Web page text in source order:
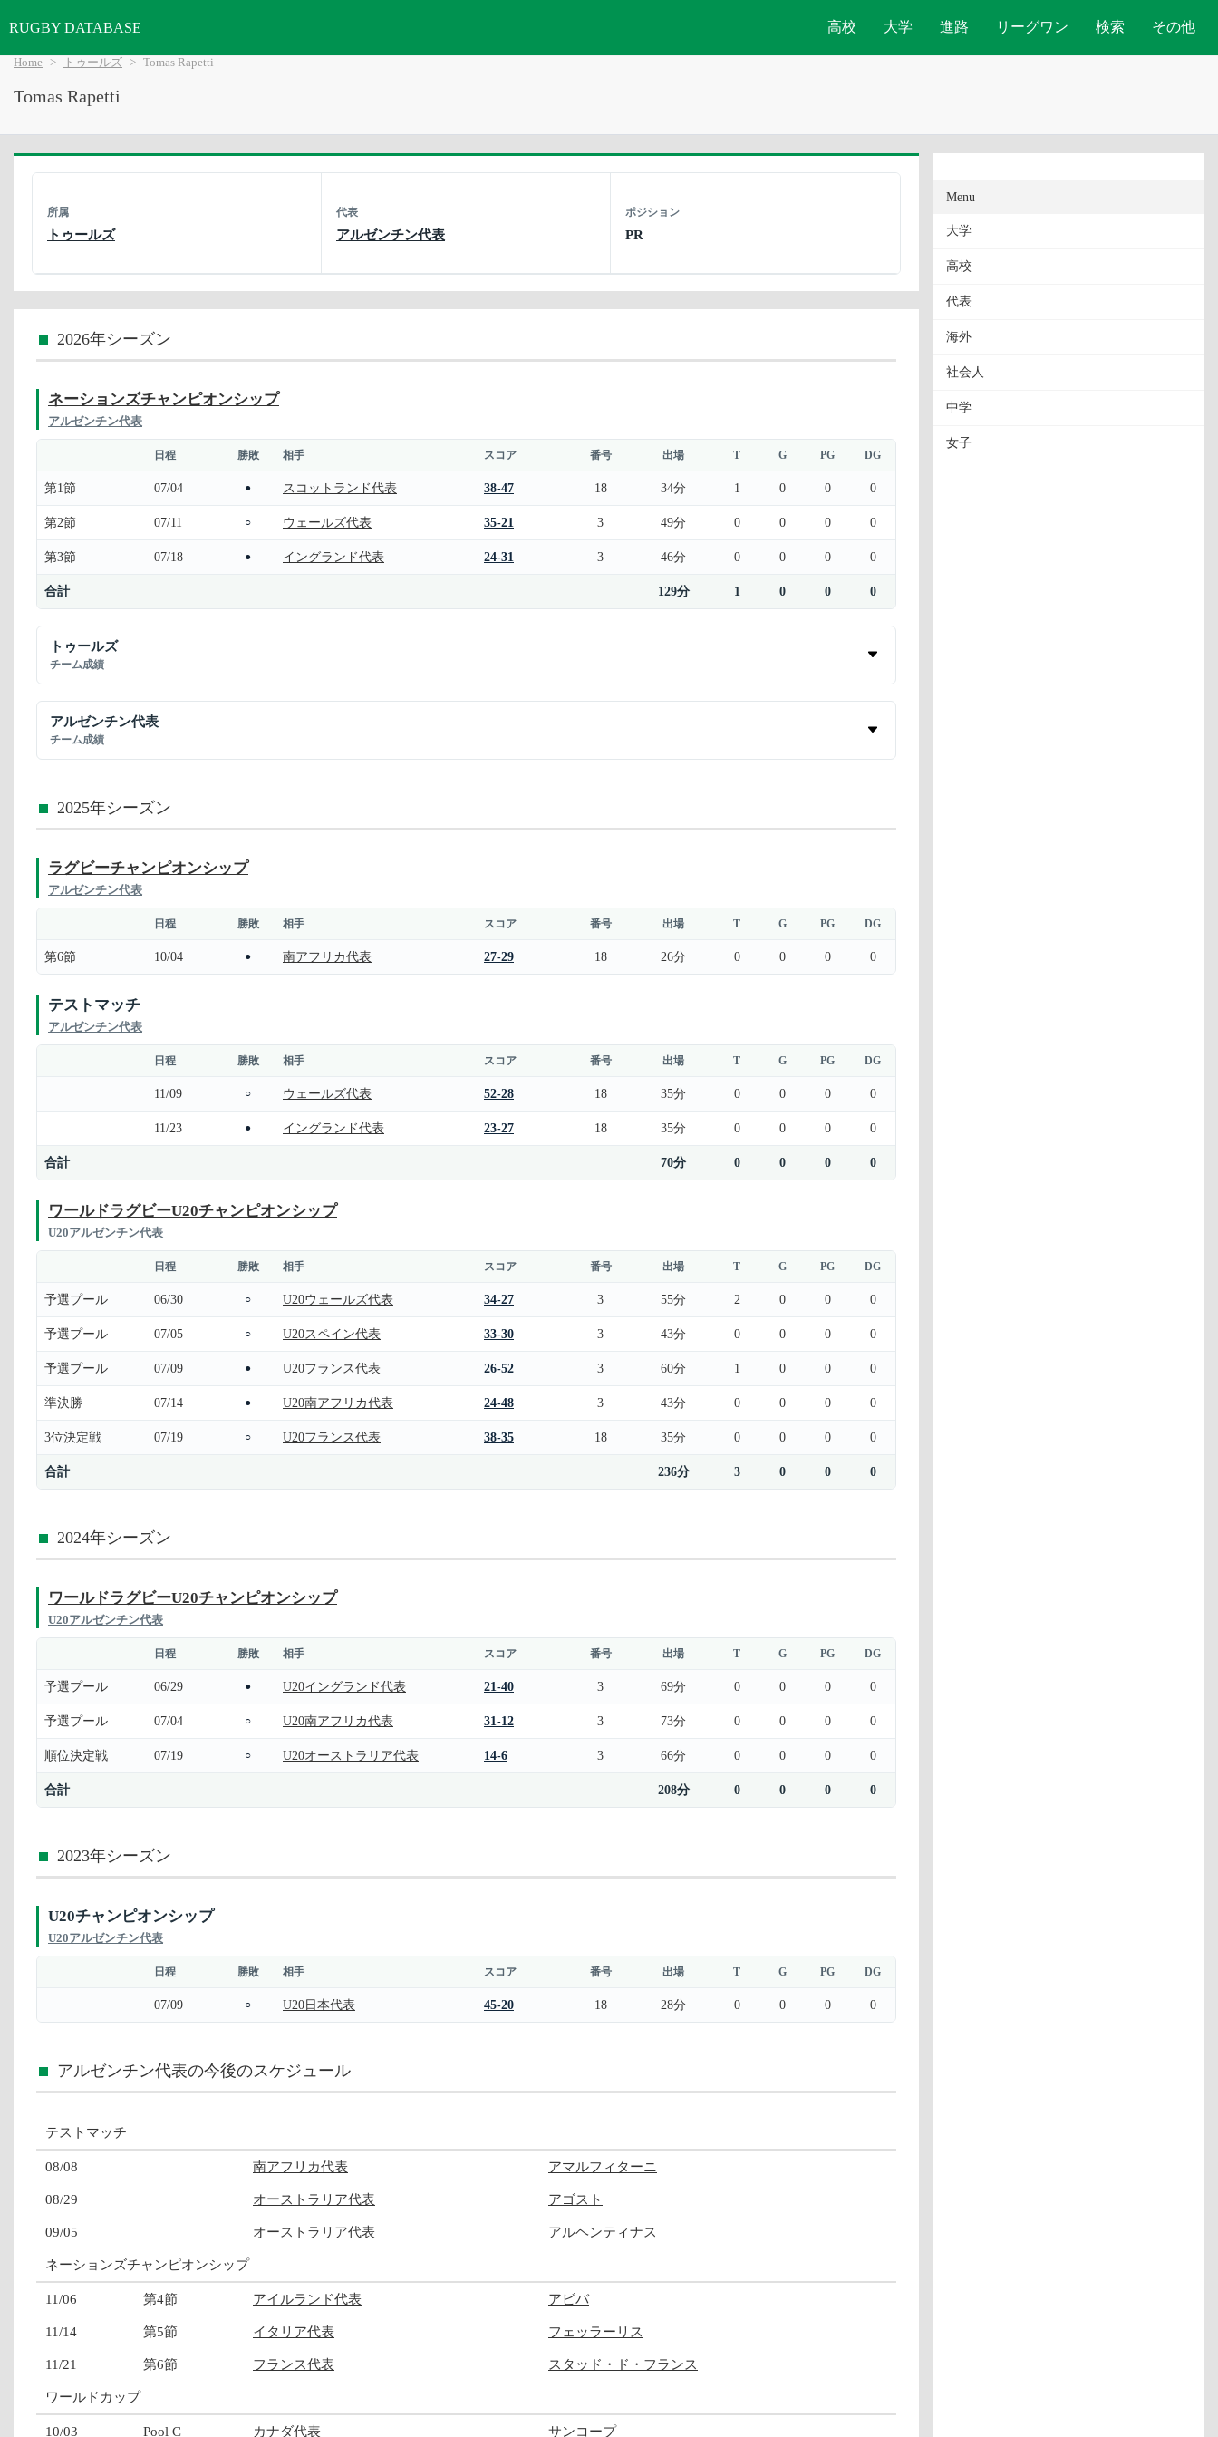
RUGBY DATABASE 高校 大学 進路 リーグワン 検索 その他
Home トゥールズ Tomas Rapetti
Tomas Rapetti
所属
トゥールズ
代表
アルゼンチン代表
ポジション
PR
2026年シーズン
ネーションズチャンピオンシップ
アルゼンチン代表
日程 勝敗 相手 スコア 番号 出場 T G PG DG
第1節 07/04 ● スコットランド代表 38-47 18 34分 1 0 0 0
第2節 07/11 ○ ウェールズ代表 35-21 3 49分 0 0 0 0
第3節 07/18 ● イングランド代表 24-31 3 46分 0 0 0 0
合計 129分 1 0 0 0
トゥールズ
チーム成績
アルゼンチン代表
チーム成績
2025年シーズン
ラグビーチャンピオンシップ
アルゼンチン代表
日程 勝敗 相手 スコア 番号 出場 T G PG DG
第6節 10/04 ● 南アフリカ代表 27-29 18 26分 0 0 0 0
テストマッチ
アルゼンチン代表
日程 勝敗 相手 スコア 番号 出場 T G PG DG
11/09 ○ ウェールズ代表 52-28 18 35分 0 0 0 0
11/23 ● イングランド代表 23-27 18 35分 0 0 0 0
合計 70分 0 0 0 0
ワールドラグビーU20チャンピオンシップ
U20アルゼンチン代表
日程 勝敗 相手 スコア 番号 出場 T G PG DG
予選プール 06/30 ○ U20ウェールズ代表 34-27 3 55分 2 0 0 0
予選プール 07/05 ○ U20スペイン代表 33-30 3 43分 0 0 0 0
予選プール 07/09 ● U20フランス代表 26-52 3 60分 1 0 0 0
準決勝 07/14 ● U20南アフリカ代表 24-48 3 43分 0 0 0 0
3位決定戦 07/19 ○ U20フランス代表 38-35 18 35分 0 0 0 0
合計 236分 3 0 0 0
2024年シーズン
ワールドラグビーU20チャンピオンシップ
U20アルゼンチン代表
日程 勝敗 相手 スコア 番号 出場 T G PG DG
予選プール 06/29 ● U20イングランド代表 21-40 3 69分 0 0 0 0
予選プール 07/04 ○ U20南アフリカ代表 31-12 3 73分 0 0 0 0
順位決定戦 07/19 ○ U20オーストラリア代表 14-6 3 66分 0 0 0 0
合計 208分 0 0 0 0
2023年シーズン
U20チャンピオンシップ
U20アルゼンチン代表
日程 勝敗 相手 スコア 番号 出場 T G PG DG
07/09 ○ U20日本代表 45-20 18 28分 0 0 0 0
アルゼンチン代表の今後のスケジュール
テストマッチ
08/08 南アフリカ代表 アマルフィターニ
08/29 オーストラリア代表 アゴスト
09/05 オーストラリア代表 アルヘンティナス
ネーションズチャンピオンシップ
11/06 第4節 アイルランド代表 アビバ
11/14 第5節 イタリア代表 フェッラーリス
11/21 第6節 フランス代表 スタッド・ド・フランス
ワールドカップ
10/03 Pool C カナダ代表 サンコープ
Menu
大学
高校
代表
海外
社会人
中学
女子